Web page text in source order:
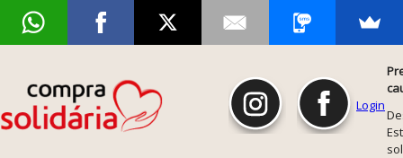
Login